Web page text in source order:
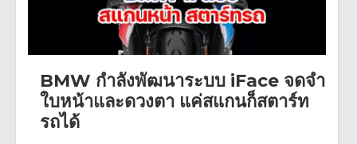
BMW กำลังพัฒนาระบบ iFace จดจำ
ใบหน้าและดวงตา แค่สแกนก็สตาร์ท
รถได้